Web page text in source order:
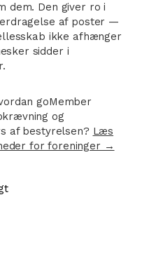
dem. Den giver ro i
af poster —
ikke afhænger
sidder i
goMember
og
af bestyrelsen? Læs
for foreninger →